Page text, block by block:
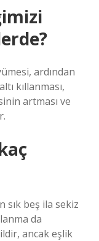
ardından
kıllanması,
artması ve
sık beş ila sekiz
da
ancak eşlik